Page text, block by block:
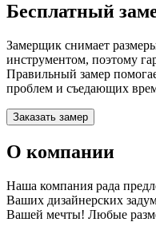
Бесплатный
Замерщик снимает
инструментом, поэтому
Правильный замер
проблем и съедающих
Заказать замер
О компании
Наша компания рада
Ваших дизайнерских
Вашей мечты! Любые